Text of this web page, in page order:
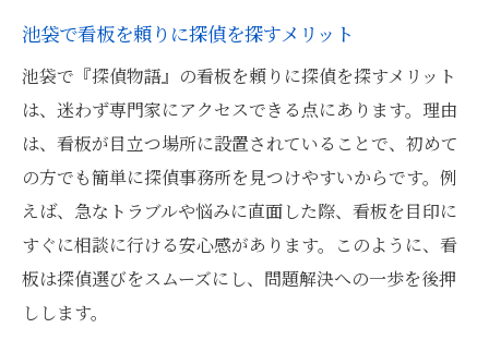
池袋で看板を頼りに探偵を探すメリット
池袋で『探偵物語』の看板を頼りに探偵を探すメリット
は、迷わず専門家にアクセスできる点にあります。理由
は、看板が目立つ場所に設置されていることで、初めて
の方でも簡単に探偵事務所を見つけやすいからです。例
えば、急なトラブルや悩みに直面した際、看板を目印に
すぐに相談に行ける安心感があります。このように、看
板は探偵選びをスムーズにし、問題解決への一歩を後押
しします。